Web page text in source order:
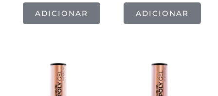
ADICIONAR ADICIONAR